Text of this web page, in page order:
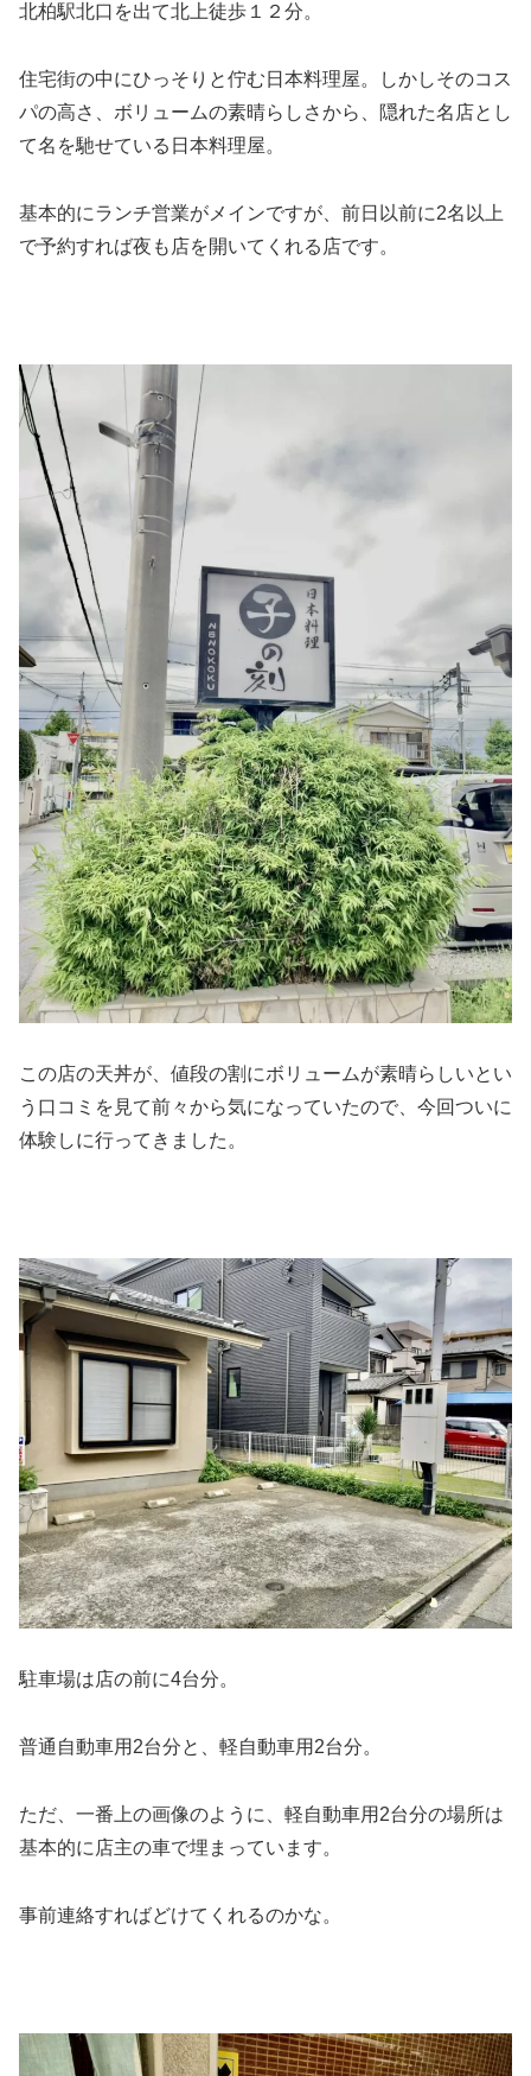
北柏駅北口を出て北上徒歩１２分。
住宅街の中にひっそりと佇む日本料理屋。しかしそのコス
パの高さ、ボリュームの素晴らしさから、隠れた名店とし
て名を馳せている日本料理屋。
基本的にランチ営業がメインですが、前日以前に2名以上
で予約すれば夜も店を開いてくれる店です。
この店の天丼が、値段の割にボリュームが素晴らしいとい
う口コミを見て前々から気になっていたので、今回ついに
体験しに行ってきました。
駐車場は店の前に4台分。
普通自動車用2台分と、軽自動車用2台分。
ただ、一番上の画像のように、軽自動車用2台分の場所は
基本的に店主の車で埋まっています。
事前連絡すればどけてくれるのかな。